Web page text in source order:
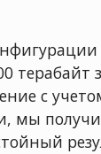
терабайт
с
мы